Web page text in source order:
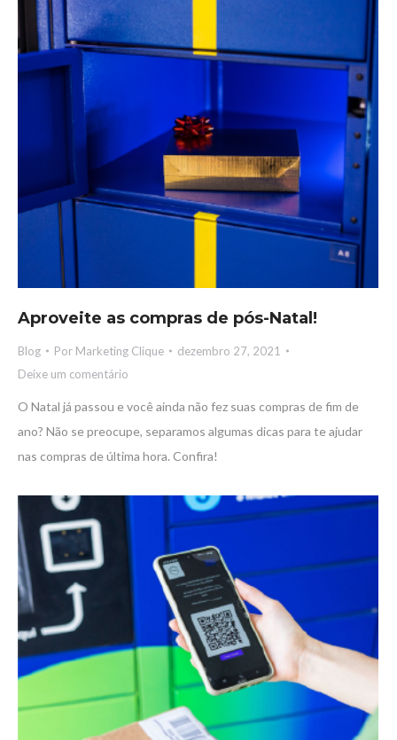
Aproveite as compras de pós-Natal!
Blog Por Marketing Clique
dezembro 27, 2021
Deixe um comentário
O Natal já passou e você ainda não fez suas compras de fim de
ano? Não se preocupe, separamos algumas dicas para te ajudar
nas compras de última hora. Confira!